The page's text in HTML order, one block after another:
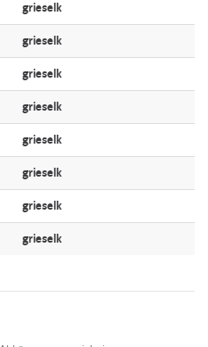
grieselk
grieselk
grieselk
grieselk
grieselk
grieselk
grieselk
grieselk